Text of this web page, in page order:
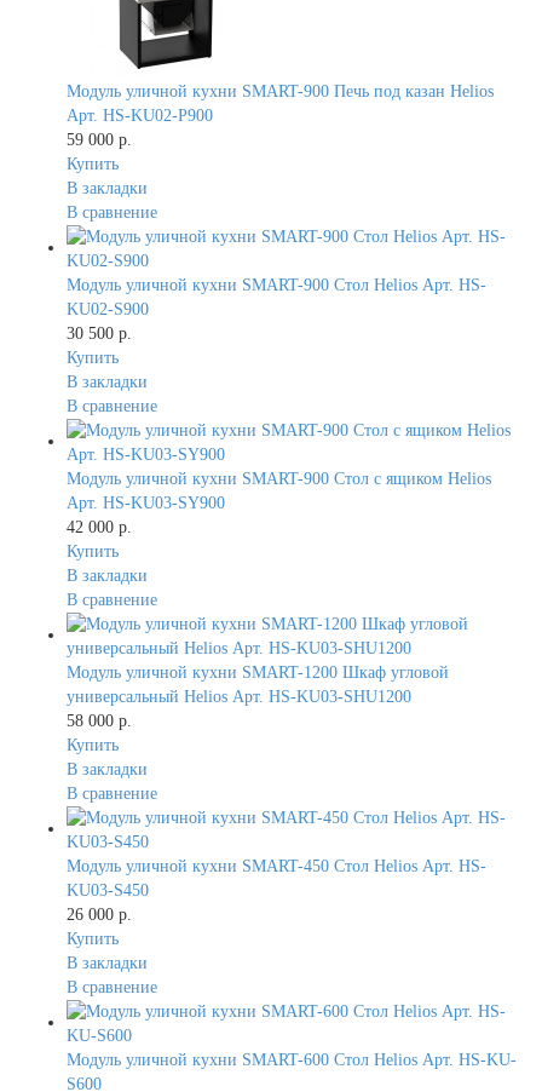
Модуль уличной кухни SMART-900 Печь под казан Helios
Арт. HS-KU02-P900
59 000 р.
Купить
В закладки
В сравнение
Модуль уличной кухни SMART-900 Стол Helios Арт. HS-
KU02-S900
30 500 р.
Купить
В закладки
В сравнение
Модуль уличной кухни SMART-900 Стол с ящиком Helios
Арт. HS-KU03-SY900
42 000 р.
Купить
В закладки
В сравнение
Модуль уличной кухни SMART-1200 Шкаф угловой
универсальный Helios Арт. HS-KU03-SHU1200
58 000 р.
Купить
В закладки
В сравнение
Модуль уличной кухни SMART-450 Стол Helios Арт. HS-
KU03-S450
26 000 р.
Купить
В закладки
В сравнение
Модуль уличной кухни SMART-600 Стол Helios Арт. HS-KU-
S600